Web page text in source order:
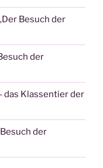
Besuch der
der
das Klassentier der
der